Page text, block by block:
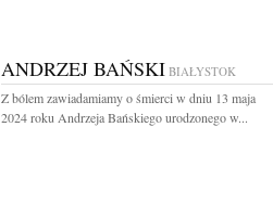
ANDRZEJ BAŃSKI BIAŁYSTOK
Z bólem zawiadamiamy o śmierci w dniu 13 maja
2024 roku Andrzeja Bańskiego urodzonego w...